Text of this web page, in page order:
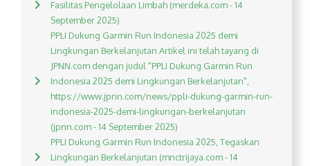
Fasilitas Pengelolaan Limbah (merdeka.com - 14
September 2025)
PPLI Dukung Garmin Run Indonesia 2025 demi
Lingkungan Berkelanjutan Artikel ini telah tayang di
JPNN.com dengan judul "PPLI Dukung Garmin Run
Indonesia 2025 demi Lingkungan Berkelanjutan",
https://www.jpnn.com/news/ppli-dukung-garmin-run-
indonesia-2025-demi-lingkungan-berkelanjutan
(jpnn.com - 14 September 2025)
PPLI Dukung Garmin Run Indonesia 2025, Tegaskan
Lingkungan Berkelanjutan (mnctrijaya.com - 14